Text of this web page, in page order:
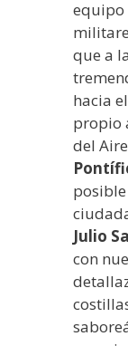
equipo
que a
hacia
propio
del
posible
Julio
con